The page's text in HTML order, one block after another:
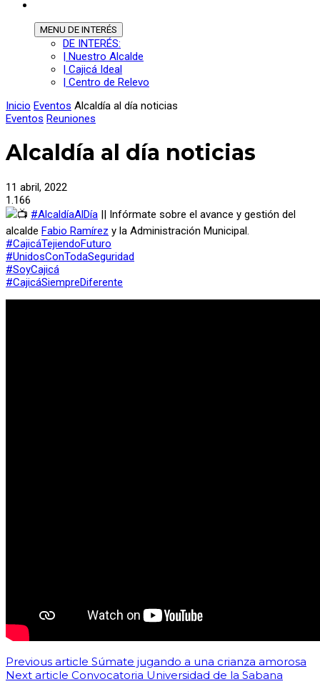
MENU DE INTERÉS
DE INTERÉS:
| Nuestro Alcalde
| Cajicá Ideal
| Centro de Relevo
Inicio Eventos Alcaldía al día noticias
Eventos Reuniones
Alcaldía al día noticias
11 abril, 2022
1.166
#AlcaldíaAlDía || Infórmate sobre el avance y gestión del
alcalde Fabio Ramírez y la Administración Municipal.
#CajicáTejiendoFuturo
#UnidosConTodaSeguridad
#SoyCajicá
#CajicáSiempreDiferente
Previous article Súmate jugando a una crianza amorosa
Next article Convocatoria Universidad de la Sabana